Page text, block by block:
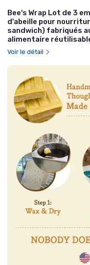
Bee's Wrap Lot de 3
d'abeille pour
sandwich) fabriqués
alimentaire
Voir le détail